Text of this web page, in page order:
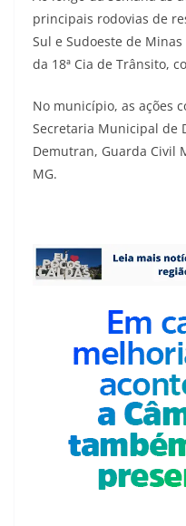
principais rodovias de
Sul e Sudoeste de
da 18ª Cia de Trânsito,
No município, as ações
Secretaria Municipal de
Demutran, Guarda Civil
MG.